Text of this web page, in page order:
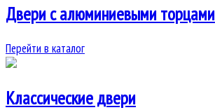
Двери c алюминиевыми торцами
Перейти в каталог
Классические двери